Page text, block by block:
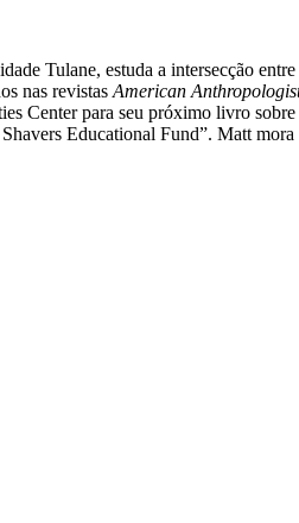
Tulane, estuda a intersecção
nas revistas American
Center para seu próximo livro
Educational Fund”. Matt